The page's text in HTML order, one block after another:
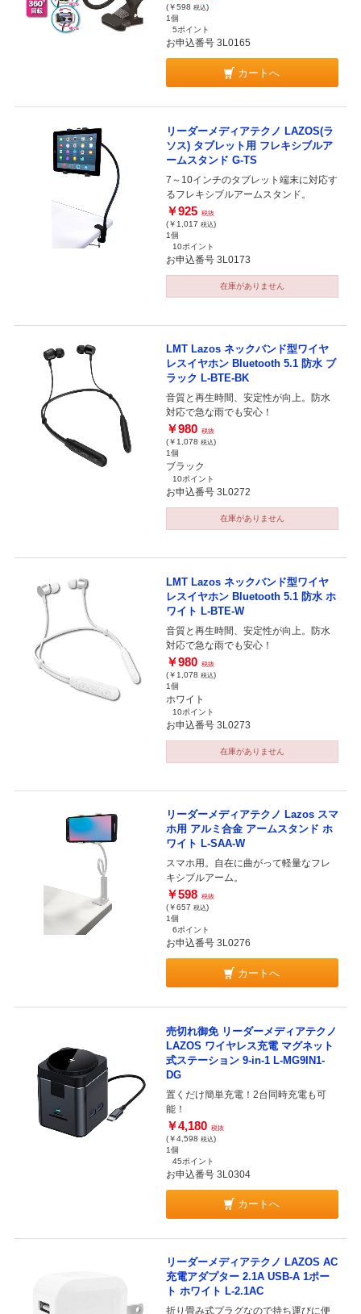
(￥598 税込)
1個
5ポイント
お申込番号 3L0165
カートへ
リーダーメディアテクノ LAZOS(ラ
ソス) タブレット用 フレキシブルア
ームスタンド G-TS
7～10インチのタブレット端末に対応す
るフレキシブルアームスタンド。
￥925 税抜
(￥1,017 税込)
1個
10ポイント
お申込番号 3L0173
在庫がありません
LMT Lazos ネックバンド型ワイヤ
レスイヤホン Bluetooth 5.1 防水 ブ
ラック L-BTE-BK
音質と再生時間、安定性が向上。防水
対応で急な雨でも安心！
￥980 税抜
(￥1,078 税込)
1個
ブラック
10ポイント
お申込番号 3L0272
在庫がありません
LMT Lazos ネックバンド型ワイヤ
レスイヤホン Bluetooth 5.1 防水 ホ
ワイト L-BTE-W
音質と再生時間、安定性が向上。防水
対応で急な雨でも安心！
￥980 税抜
(￥1,078 税込)
1個
ホワイト
10ポイント
お申込番号 3L0273
在庫がありません
リーダーメディアテクノ Lazos スマ
ホ用 アルミ合金 アームスタンド ホ
ワイト L-SAA-W
スマホ用。自在に曲がって軽量なフレ
キシブルアーム。
￥598 税抜
(￥657 税込)
1個
6ポイント
お申込番号 3L0276
カートへ
売切れ御免 リーダーメディアテクノ
LAZOS ワイヤレス充電 マグネット
式ステーション 9-in-1 L-MG9IN1-
DG
置くだけ簡単充電！2台同時充電も可
能！
￥4,180 税抜
(￥4,598 税込)
1個
45ポイント
お申込番号 3L0304
カートへ
リーダーメディアテクノ LAZOS AC
充電アダプター 2.1A USB-A 1ポー
ト ホワイト L-2.1AC
折り畳み式プラグなので持ち運びに便